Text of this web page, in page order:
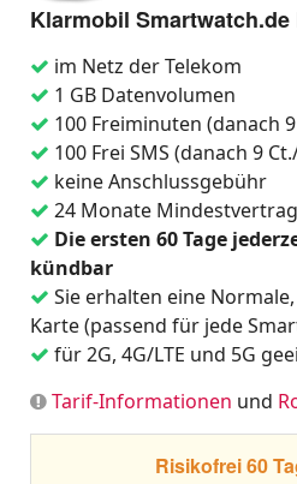
Klarmobil Smartwatch.de
im Netz der Telekom
1 GB Datenvolumen
100 Freiminuten (danach
100 Frei SMS (danach 9
keine Anschlussgebühr
24 Monate
Die ersten 60 Tage
kündbar
Sie erhalten eine
Karte (passend für jede
für 2G, 4G/LTE und 5G
Tarif-Informationen und
Risikofrei 60